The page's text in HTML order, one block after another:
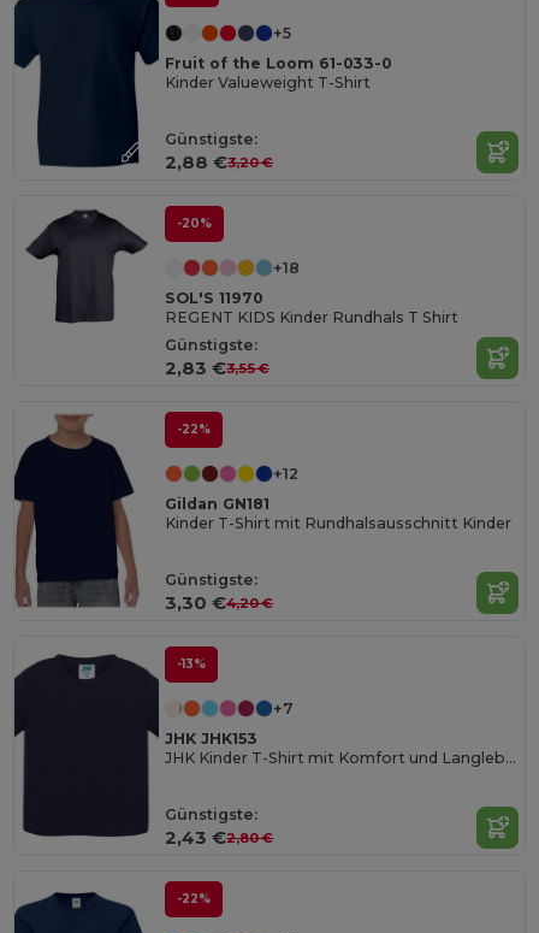
+5
Fruit of the Loom 61-033-0
Kinder Valueweight T-Shirt
Günstigste:
2,88 €3,20 €
-20%
+18
SOL'S 11970
REGENT KIDS Kinder Rundhals T Shirt
Günstigste:
2,83 €3,55 €
-22%
+12
Gildan GN181
Kinder T-Shirt mit Rundhalsausschnitt Kinder
Günstigste:
3,30 €4,20 €
-13%
+7
JHK JHK153
JHK Kinder T-Shirt mit Komfort und Langlebigkeit
Günstigste:
2,43 €2,80 €
-22%